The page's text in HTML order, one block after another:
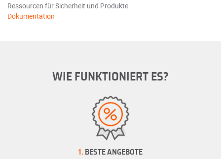
Ressourcen für Sicherheit und Produkte.
Dokumentation
WIE FUNKTIONIERT ES?
1. BESTE ANGEBOTE